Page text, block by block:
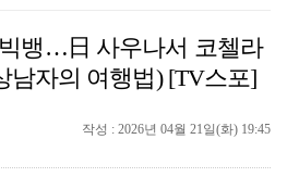
"아예 다른 관계잖아"…황정민 폭로자, 팬 주장에 반박…
"블랙핑크 데뷔 10주년 행사로 국중박 입장 통제"…문…
뱅…日 사우나서 코첼라
남자의 여행법) [TV스포]
작성 : 2026년 04월 21일(화) 19:45